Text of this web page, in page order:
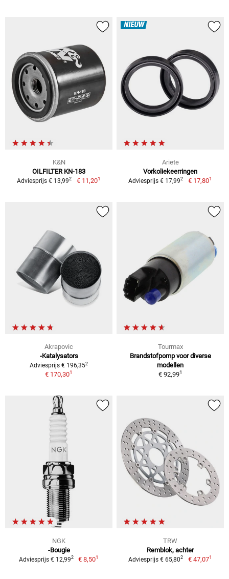
K&N
OILFILTER KN-183
Adviesprijs € 13,992 € 11,201
NIEUW
Ariete
Vorkoliekeerringen
Adviesprijs € 17,992 € 17,801
Akrapovic
-Katalysators
Adviesprijs € 196,352
€ 170,301
Tourmax
Brandstofpomp voor diverse
modellen
€ 92,991
NGK
-Bougie
Adviesprijs € 12,992 € 8,501
TRW
Remblok, achter
Adviesprijs € 65,802 € 47,071